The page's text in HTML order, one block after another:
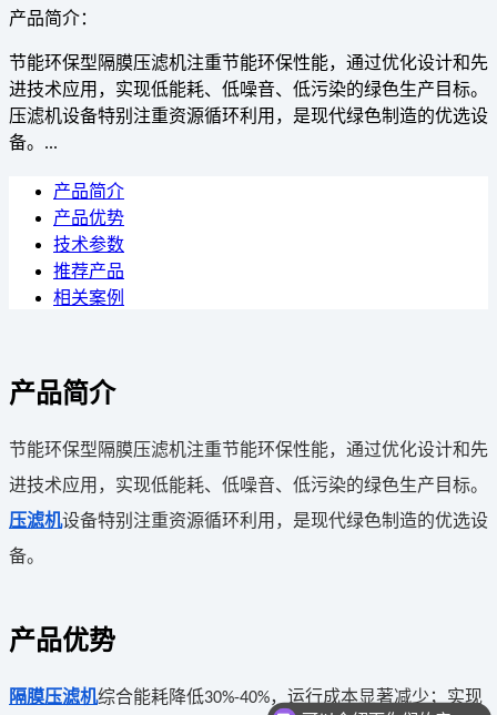
产品简介：
节能环保型隔膜压滤机注重节能环保性能，通过优化设计和先
进技术应用，实现低能耗、低噪音、低污染的绿色生产目标。
压滤机设备特别注重资源循环利用，是现代绿色制造的优选设
备。...
产品简介
产品优势
技术参数
推荐产品
相关案例
产品简介
节能环保型隔膜压滤机注重节能环保性能，通过优化设计和先
进技术应用，实现低能耗、低噪音、低污染的绿色生产目标。
压滤机设备特别注重资源循环利用，是现代绿色制造的优选设
备。
产品优势
隔膜压滤机综合能耗降低30%-40%，运行成本显著减少；实现